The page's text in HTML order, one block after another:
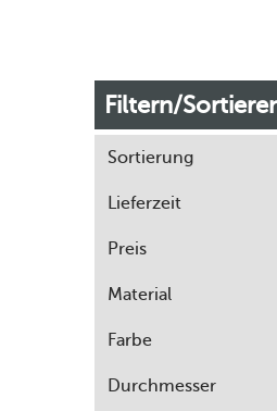
Filtern/
Sortierung
Lieferzeit
Preis
Material
Farbe
Durchmesser